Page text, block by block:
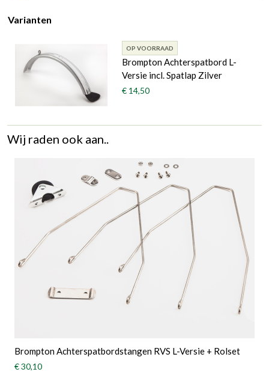
Varianten
OP VOORRAAD
Brompton Achterspatbord L-
Versie incl. Spatlap Zilver
€ 14,50
Wij raden ook aan..
Brompton Achterspatbordstangen RVS L-Versie + Rolset
€ 30,10